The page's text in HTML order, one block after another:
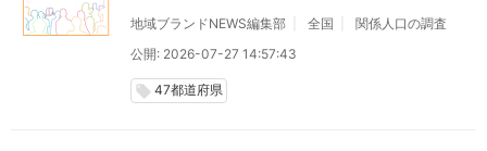
地域ブランドNEWS編集部 全国
関係人口の調査
公開: 2026-07-27 14:57:43
local_offer 47都道府県